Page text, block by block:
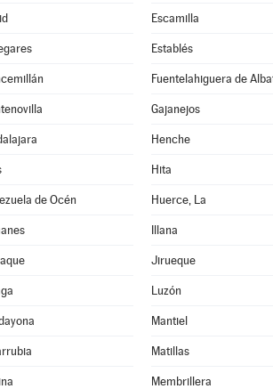
Escamilla
Establés
Fuentelahiguera de
Gajanejos
Henche
Hita
de Océn Huerce, La
Illana
Jirueque
Luzón
Mantiel
Matillas
Membrillera